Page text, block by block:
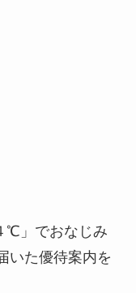
℃」でおなじみ
いた優待案内を